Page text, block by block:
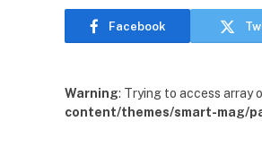
Facebook
Warning: Trying to access array
content/themes/smart-mag/